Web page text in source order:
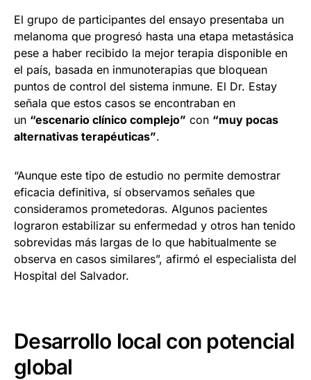
El grupo de participantes del ensayo presentaba un
melanoma que progresó hasta una etapa metastásica
pese a haber recibido la mejor terapia disponible en
el país, basada en inmunoterapias que bloquean
puntos de control del sistema inmune. El Dr. Estay
señala que estos casos se encontraban en
un “escenario clínico complejo” con “muy pocas
alternativas terapéuticas”.
“Aunque este tipo de estudio no permite demostrar
eficacia definitiva, sí observamos señales que
consideramos prometedoras. Algunos pacientes
lograron estabilizar su enfermedad y otros han tenido
sobrevidas más largas de lo que habitualmente se
observa en casos similares”, afirmó el especialista del
Hospital del Salvador.
Desarrollo local con potencial
global